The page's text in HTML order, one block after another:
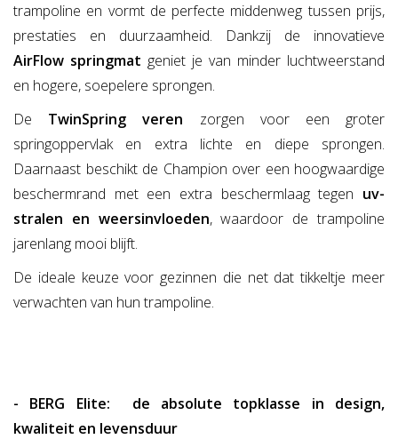
trampoline en vormt de perfecte middenweg tussen prijs,
prestaties en duurzaamheid. Dankzij de innovatieve
AirFlow springmat geniet je van minder luchtweerstand
en hogere, soepelere sprongen.
De TwinSpring veren zorgen voor een groter
springoppervlak en extra lichte en diepe sprongen.
Daarnaast beschikt de Champion over een hoogwaardige
beschermrand met een extra beschermlaag tegen uv-
stralen en weersinvloeden, waardoor de trampoline
jarenlang mooi blijft.
De ideale keuze voor gezinnen die net dat tikkeltje meer
verwachten van hun trampoline.
- BERG Elite: de absolute topklasse in design,
kwaliteit en levensduur